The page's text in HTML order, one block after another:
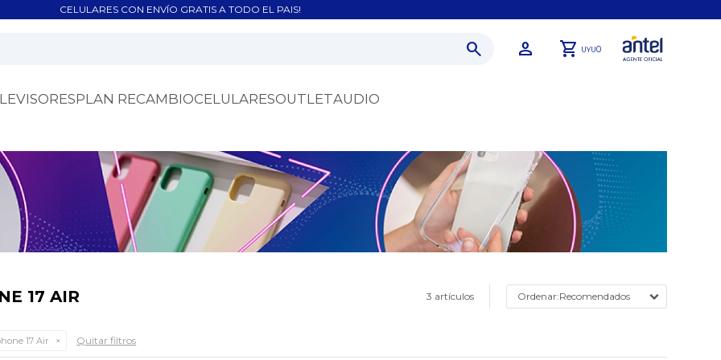
CELULARES CON ENVÍO GRATIS A TODO EL PAIS!
UYU0
PLAN RECAMBIOCELULARESOUTLETAUDIO
17 AIR 3 artículos Recomendados
17 Air Quitar filtros